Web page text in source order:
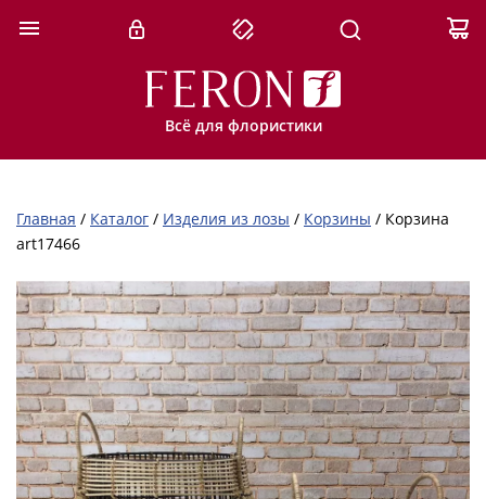
Всё для флористики
Главная / Каталог / Изделия из лозы / Корзины / Корзина
art17466